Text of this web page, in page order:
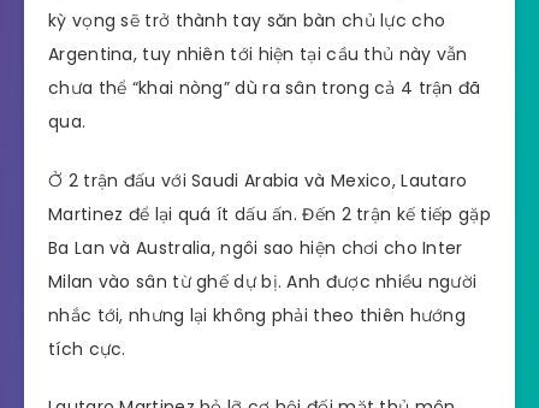
kỳ vọng sẽ trở thành tay săn bàn chủ lực cho
Argentina, tuy nhiên tới hiện tại cầu thủ này vẫn
chưa thể “khai nòng” dù ra sân trong cả 4 trận đã
qua.
Ở 2 trận đấu với Saudi Arabia và Mexico, Lautaro
Martinez để lại quá ít dấu ấn. Đến 2 trận kế tiếp gặp
Ba Lan và Australia, ngôi sao hiện chơi cho Inter
Milan vào sân từ ghế dự bị. Anh được nhiều người
nhắc tới, nhưng lại không phải theo thiên hướng
tích cực.